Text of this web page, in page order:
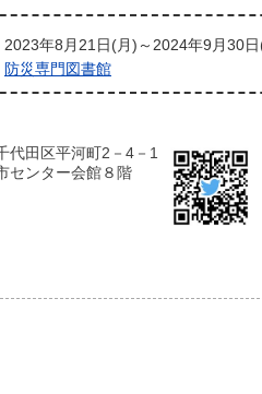
2023年8月21日(月)～2024年9月30
防災専門図書館
代田区平河町2－4－1
センター会館８階